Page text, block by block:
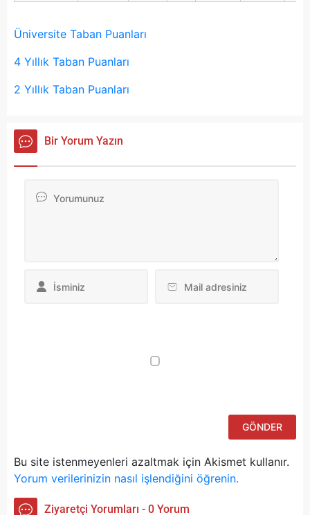
Üniversite Taban Puanları
4 Yıllık Taban Puanları
2 Yıllık Taban Puanları
Bir Yorum Yazın
Bu site istenmeyenleri azaltmak için Akismet kullanır.
Yorum verilerinizin nasıl işlendiğini öğrenin.
Ziyaretçi Yorumları - 0 Yorum